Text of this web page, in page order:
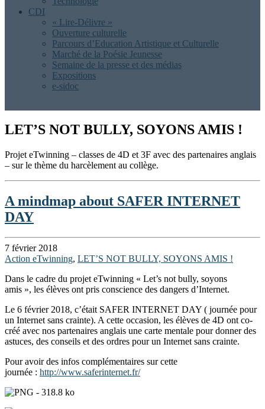
CDI
« Lire-Délivre »
Ouverture culturelle
Parcours d’Education Artistique et Culturelle
Marché de la Poésie Jeunesse
Semaine de la presse et des médias
Expositions
e-sidoc
LET’S NOT BULLY, SOYONS AMIS !
Projet eTwinning – classes de 4D et 3F avec des partenaires anglais
– sur le thème du harcèlement au collège.
A mindmap about SAFER INTERNET
DAY
7 février 2018
Action eTwinning, LET’S NOT BULLY, SOYONS AMIS !
Dans le cadre du projet eTwinning « Let’s not bully, soyons
amis », les élèves ont pris conscience des dangers d’Internet.
Le 6 février 2018, c’était SAFER INTERNET DAY ( journée pour
un Internet sans crainte). A cette occasion, les élèves de 4D ont co-
créé avec nos partenaires anglais une carte mentale pour donner des
astuces, des conseils et des ordres pour un Internet sans crainte.
Pour avoir des infos complémentaires sur cette
journée : http://www.saferinternet.fr/